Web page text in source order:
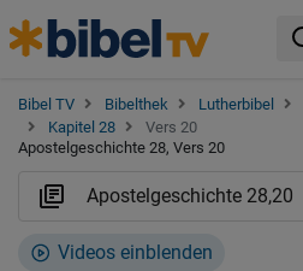
Bibel TV Bibelthek Lutherbibel
Kapitel 28
Vers 20
Apostelgeschichte 28, Vers 20
Videos einblenden